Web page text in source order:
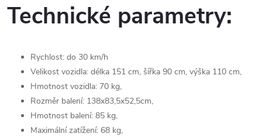
Technické parametry:
Rychlost: do 30 km/h
Velikost vozidla: délka 151 cm, šířka 90 cm, výška 110 cm,
Hmotnost vozidla: 70 kg,
Rozměr balení: 138x83,5x52,5cm,
Hmotnost balení: 85 kg,
Maximální zatížení: 68 kg,